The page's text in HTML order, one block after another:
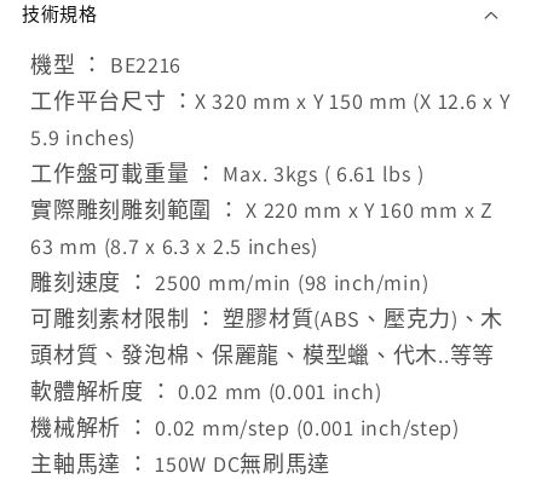
技術規格
機型 ： BE2216
工作平台尺寸 ：X 320 mm x Y 150 mm (X 12.6 x Y
5.9 inches)
工作盤可載重量 ： Max. 3kgs ( 6.61 lbs )
實際雕刻雕刻範圍 ： X 220 mm x Y 160 mm x Z
63 mm (8.7 x 6.3 x 2.5 inches)
雕刻速度 ： 2500 mm/min (98 inch/min)
可雕刻素材限制 ： 塑膠材質(ABS、壓克力)、木
頭材質、發泡棉、保麗龍、模型蠟、代木..等等
軟體解析度 ： 0.02 mm (0.001 inch)
機械解析 ： 0.02 mm/step (0.001 inch/step)
主軸馬達 ： 150W DC無刷馬達